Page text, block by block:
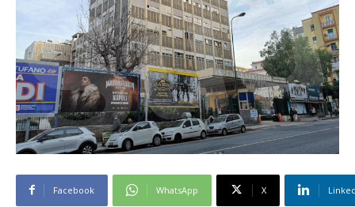
Facebook WhatsApp X